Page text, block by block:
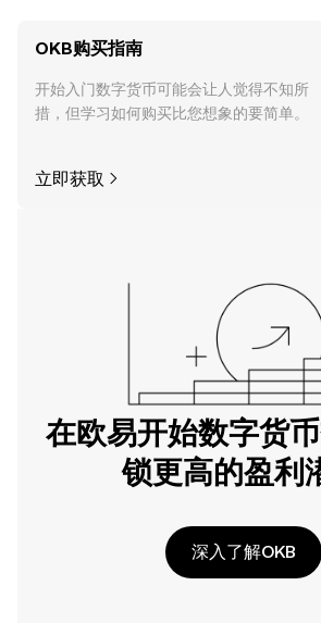
OKB购买指南
开始入门数字货币可能会让人觉得不知所
措，但学习如何购买比您想象的要简单。
立即获取
在欧易开始数字货
锁更高的盈利
深入了解OKB